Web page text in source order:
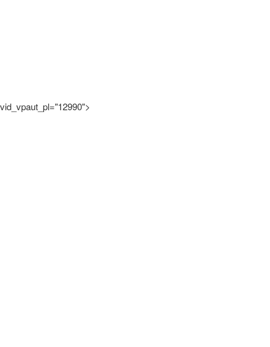
vid_vpaut_pl="12990">